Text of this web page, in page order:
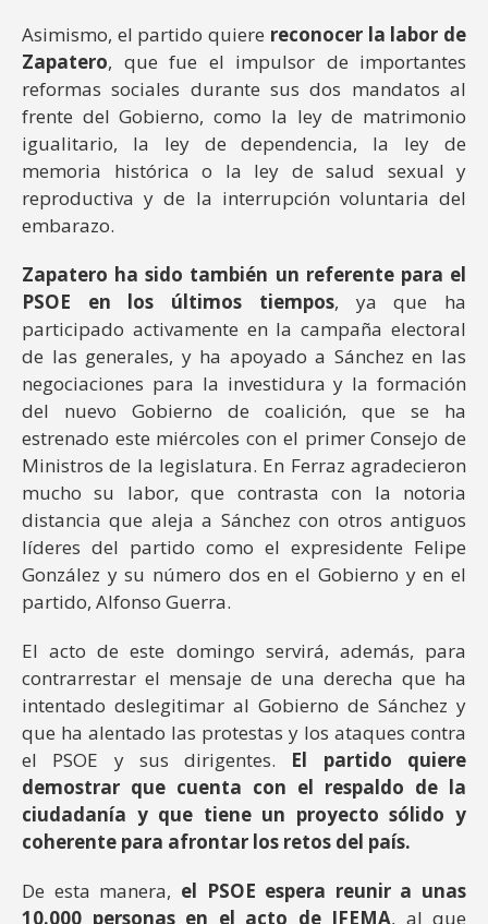
Asimismo, el partido quiere reconocer la labor de
Zapatero, que fue el impulsor de importantes
reformas sociales durante sus dos mandatos al
frente del Gobierno, como la ley de matrimonio
igualitario, la ley de dependencia, la ley de
memoria histórica o la ley de salud sexual y
reproductiva y de la interrupción voluntaria del
embarazo.
Zapatero ha sido también un referente para el
PSOE en los últimos tiempos, ya que ha
participado activamente en la campaña electoral
de las generales, y ha apoyado a Sánchez en las
negociaciones para la investidura y la formación
del nuevo Gobierno de coalición, que se ha
estrenado este miércoles con el primer Consejo de
Ministros de la legislatura. En Ferraz agradecieron
mucho su labor, que contrasta con la notoria
distancia que aleja a Sánchez con otros antiguos
líderes del partido como el expresidente Felipe
González y su número dos en el Gobierno y en el
partido, Alfonso Guerra.
El acto de este domingo servirá, además, para
contrarrestar el mensaje de una derecha que ha
intentado deslegitimar al Gobierno de Sánchez y
que ha alentado las protestas y los ataques contra
el PSOE y sus dirigentes. El partido quiere
demostrar que cuenta con el respaldo de la
ciudadanía y que tiene un proyecto sólido y
coherente para afrontar los retos del país.
De esta manera, el PSOE espera reunir a unas
10.000 personas en el acto de IFEMA, al que